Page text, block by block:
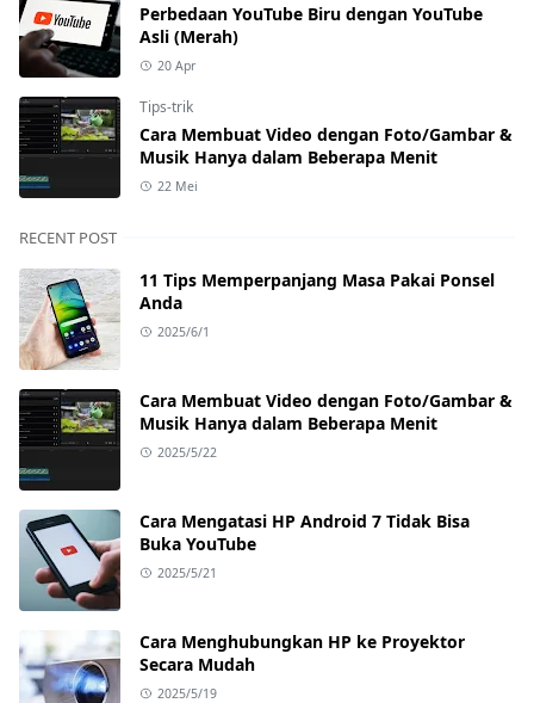
Perbedaan YouTube Biru dengan YouTube
Asli (Merah)
20 Apr
Tips-trik
Cara Membuat Video dengan Foto/Gambar &
Musik Hanya dalam Beberapa Menit
22 Mei
RECENT POST
11 Tips Memperpanjang Masa Pakai Ponsel
Anda
2025/6/1
Cara Membuat Video dengan Foto/Gambar &
Musik Hanya dalam Beberapa Menit
2025/5/22
Cara Mengatasi HP Android 7 Tidak Bisa
Buka YouTube
2025/5/21
Cara Menghubungkan HP ke Proyektor
Secara Mudah
2025/5/19